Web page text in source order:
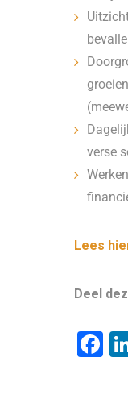
verse
Lees
Deel
F